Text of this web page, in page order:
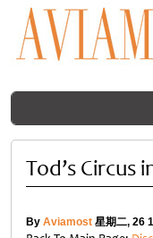
Tod’s Circus
By Aviamost 星期二, 26